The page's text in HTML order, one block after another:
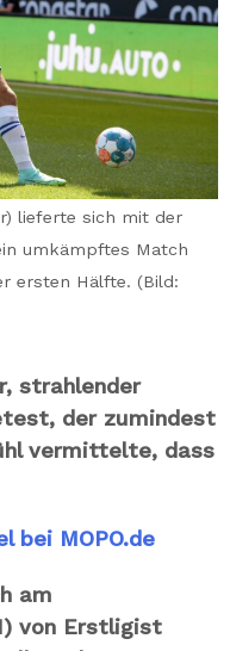
lieferte sich mit der
umkämpftes Match
ersten Hälfte. (Bild:
strahlender
der zumindest
vermittelte, dass
bei MOPO.de
am
von Erstligist